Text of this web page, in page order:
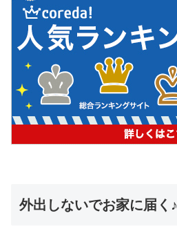
外出しないでお家に届く♪